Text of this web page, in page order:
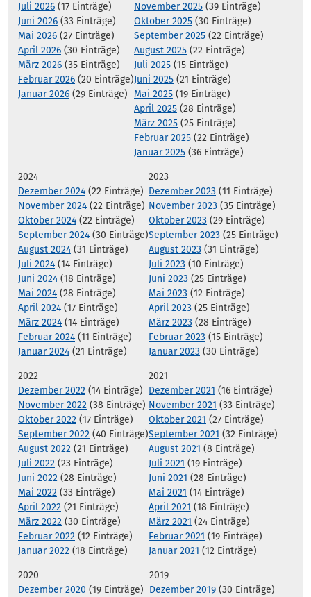
Juli 2026 (17 Einträge)
Juni 2026 (33 Einträge)
Mai 2026 (27 Einträge)
April 2026 (30 Einträge)
März 2026 (35 Einträge)
Februar 2026 (20 Einträge)
Januar 2026 (29 Einträge)
November 2025 (39 Einträge)
Oktober 2025 (30 Einträge)
September 2025 (22 Einträge)
August 2025 (22 Einträge)
Juli 2025 (15 Einträge)
Juni 2025 (21 Einträge)
Mai 2025 (19 Einträge)
April 2025 (28 Einträge)
März 2025 (25 Einträge)
Februar 2025 (22 Einträge)
Januar 2025 (36 Einträge)
2024
Dezember 2024 (22 Einträge)
November 2024 (22 Einträge)
Oktober 2024 (22 Einträge)
September 2024 (30 Einträge)
August 2024 (31 Einträge)
Juli 2024 (14 Einträge)
Juni 2024 (18 Einträge)
Mai 2024 (28 Einträge)
April 2024 (17 Einträge)
März 2024 (14 Einträge)
Februar 2024 (11 Einträge)
Januar 2024 (21 Einträge)
2023
Dezember 2023 (11 Einträge)
November 2023 (35 Einträge)
Oktober 2023 (29 Einträge)
September 2023 (25 Einträge)
August 2023 (31 Einträge)
Juli 2023 (10 Einträge)
Juni 2023 (25 Einträge)
Mai 2023 (12 Einträge)
April 2023 (25 Einträge)
März 2023 (28 Einträge)
Februar 2023 (15 Einträge)
Januar 2023 (30 Einträge)
2022
Dezember 2022 (14 Einträge)
November 2022 (38 Einträge)
Oktober 2022 (17 Einträge)
September 2022 (40 Einträge)
August 2022 (21 Einträge)
Juli 2022 (23 Einträge)
Juni 2022 (28 Einträge)
Mai 2022 (33 Einträge)
April 2022 (21 Einträge)
März 2022 (30 Einträge)
Februar 2022 (12 Einträge)
Januar 2022 (18 Einträge)
2021
Dezember 2021 (16 Einträge)
November 2021 (33 Einträge)
Oktober 2021 (27 Einträge)
September 2021 (32 Einträge)
August 2021 (8 Einträge)
Juli 2021 (19 Einträge)
Juni 2021 (28 Einträge)
Mai 2021 (14 Einträge)
April 2021 (18 Einträge)
März 2021 (24 Einträge)
Februar 2021 (19 Einträge)
Januar 2021 (12 Einträge)
2020
Dezember 2020 (19 Einträge)
2019
Dezember 2019 (30 Einträge)